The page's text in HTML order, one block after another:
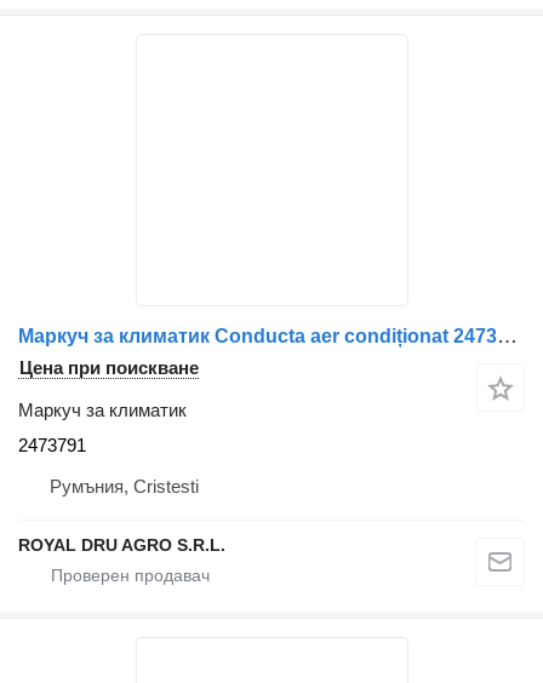
Маркуч за климатик Conducta aer condiționat 2473791 за камион Scania – 39 cm
Цена при поискване
Маркуч за климатик
2473791
Румъния, Cristesti
ROYAL DRU AGRO S.R.L.